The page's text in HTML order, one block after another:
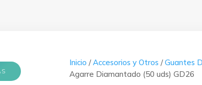
Inicio /Accesorios y Otros /Guantes
Agarre Diamantado (50 uds) GD26